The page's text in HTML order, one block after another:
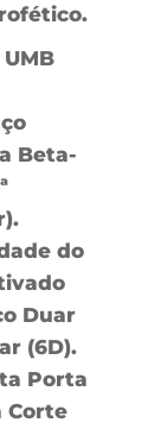
Beta-
do
Duar
(6D).
Porta
Corte